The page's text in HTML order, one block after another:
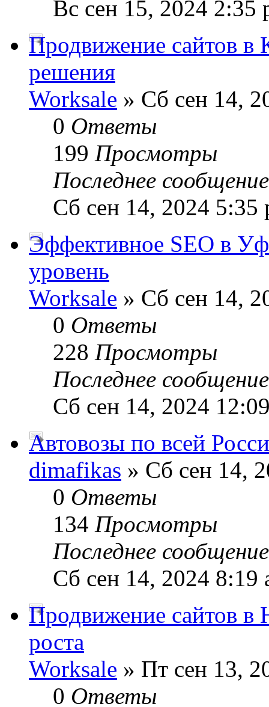
Вс сен 15, 2024 2:35
Продвижение сайтов в
решения
Worksale » Сб сен 14,
0 Ответы
199 Просмотры
Последнее
Сб сен 14, 2024 5:35
Эффективное SEO в
уровень
Worksale » Сб сен 14,
0 Ответы
228 Просмотры
Последнее
Сб сен 14, 2024
Автовозы по всей
dimafikas » Сб сен 14,
0 Ответы
134 Просмотры
Последнее
Сб сен 14, 2024 8:19
Продвижение сайтов в
роста
Worksale » Пт сен 13,
0 Ответы